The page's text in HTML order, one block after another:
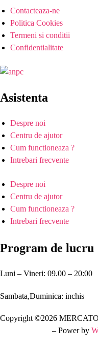
Contacteaza-ne
Politica Cookies
Termeni si conditii
Confidentialitate
Asistenta
Despre noi
Centru de ajutor
Cum functioneaza ?
Intrebari frecvente
Despre noi
Centru de ajutor
Cum functioneaza ?
Intrebari frecvente
Program de lucru
Luni – Vineri: 09.00 – 20:00
Sambata,Duminica: inchis
Copyright ©2026
– Power by